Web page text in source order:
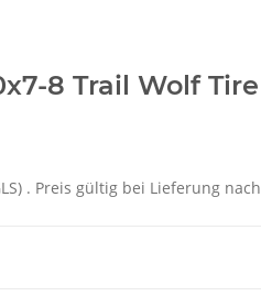
8 Trail Wolf Tire
. Preis gültig bei Lieferung nach